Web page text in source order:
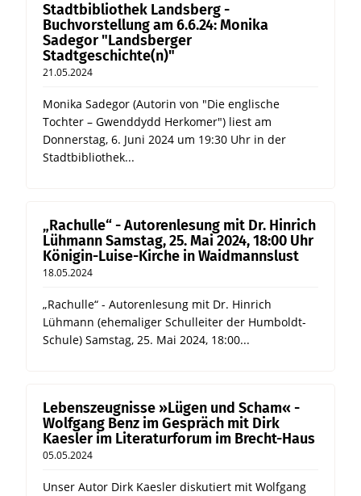
Stadtbibliothek Landsberg -
Buchvorstellung am 6.6.24: Monika
Sadegor "Landsberger
Stadtgeschichte(n)"
21.05.2024
Monika Sadegor (Autorin von "Die englische
Tochter – Gwenddydd Herkomer") liest am
Donnerstag, 6. Juni 2024 um 19:30 Uhr in der
Stadtbibliothek...
„Rachulle“ - Autorenlesung mit Dr. Hinrich
Lühmann Samstag, 25. Mai 2024, 18:00 Uhr
Königin-Luise-Kirche in Waidmannslust
18.05.2024
„Rachulle“ - Autorenlesung mit Dr. Hinrich
Lühmann (ehemaliger Schulleiter der Humboldt-
Schule) Samstag, 25. Mai 2024, 18:00...
Lebenszeugnisse »Lügen und Scham« -
Wolfgang Benz im Gespräch mit Dirk
Kaesler im Literaturforum im Brecht-Haus
05.05.2024
Unser Autor Dirk Kaesler diskutiert mit Wolfgang